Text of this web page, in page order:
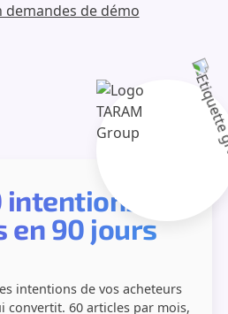
en 90 jours
intentions de vos acheteurs
60 articles par mois,
de démo